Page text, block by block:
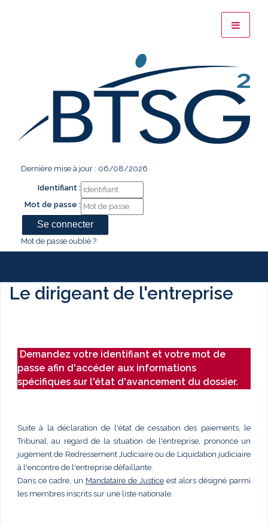
Dernière mise à jour : 06/08/2026
Identifiant :
Mot de passe :
Mot de passe oublié ?
Le dirigeant de l'entreprise
Demandez votre identifiant et votre mot de
passe afin d'accéder aux informations
spécifiques sur l'état d'avancement du dossier.
Suite à la déclaration de l'état de cessation des paiements, le
Tribunal, au regard de la situation de l'entreprise, prononce un
jugement de Redressement Judiciaire ou de Liquidation judiciaire
à l'encontre de l'entreprise défaillante.
Dans ce cadre, un Mandataire de Justice est alors désigné parmi
les membres inscrits sur une liste nationale.